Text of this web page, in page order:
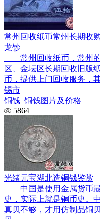
常州回收纸币常州长期收
龙钞
常州回收纸币，常州的
区、金坛区长期回收旧版
币，提供上门回收服务，
锡市
铜钱_铜钱图片及价格
5864
光绪元宝湖北造铜钱鉴赏
中国是使用金属货币最
史，实际上就是铜币史。
真贝不够，才用仿制品铜